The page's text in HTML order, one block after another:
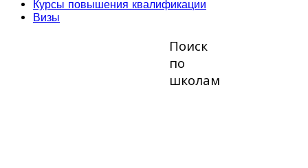
Курсы повышения квалификации
Визы
Поиск
по
школам